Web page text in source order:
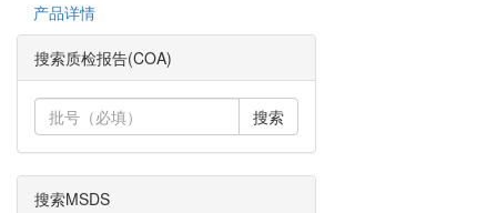
产品详情
搜索质检报告(COA)
搜索
搜索MSDS